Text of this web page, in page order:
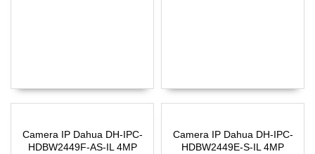
Camera IP Dahua DH-IPC-
HDBW2449F-AS-IL 4MP
Camera IP Dahua DH-IPC-
HDBW2449E-S-IL 4MP